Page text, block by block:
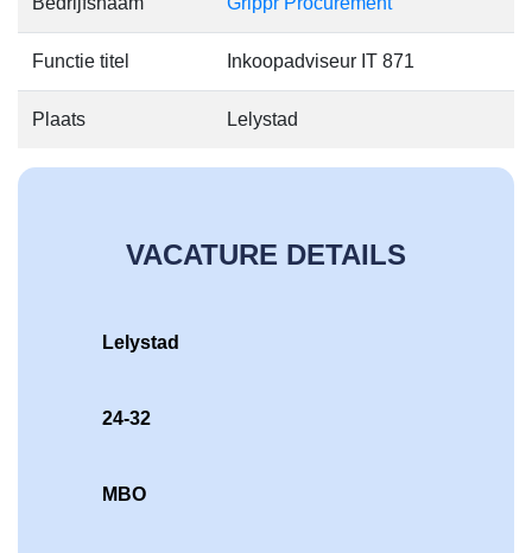
Functie titel Inkoopadviseur IT 871
Plaats Lelystad
VACATURE DETAILS
Lelystad
24-32
MBO